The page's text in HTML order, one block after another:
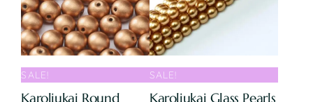
SALE!
Karoliukai Round
SALE!
Karoliukai Glass Pearls